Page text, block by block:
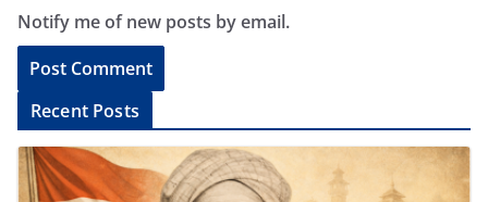
Notify me of new posts by email.
l
Recent Posts